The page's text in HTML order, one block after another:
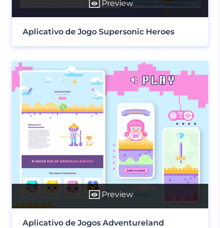
Preview
Aplicativo de Jogo Supersonic Heroes
Preview
Aplicativo de Jogos Adventureland